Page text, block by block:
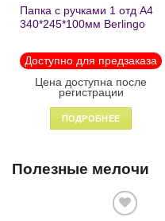
Папка с ручками 1 отд А4
340*245*100мм Berlingo
молнии1246
Доступно для предзаказа
Цена доступна после
регистрации
ПОДРОБНЕЕ
Полезные мелочи